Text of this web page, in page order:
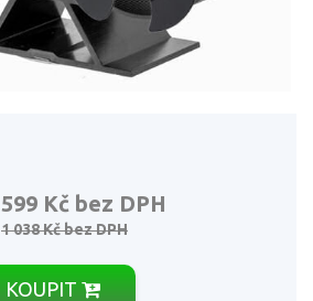
599 Kč bez DPH
1 038 Kčbez DPH
KOUPIT